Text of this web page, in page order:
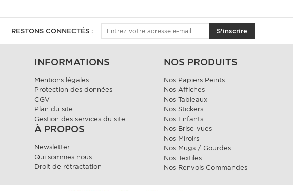
RESTONS CONNECTÉS : S'inscrire
INFORMATIONS
Mentions légales
Protection des données
CGV
Plan du site
Gestion des services du site
À PROPOS
Newsletter
Qui sommes nous
Droit de rétractation
NOS PRODUITS
Nos Papiers Peints
Nos Affiches
Nos Tableaux
Nos Stickers
Nos Enfants
Nos Brise-vues
Nos Miroirs
Nos Mugs / Gourdes
Nos Textiles
Nos Renvois Commandes